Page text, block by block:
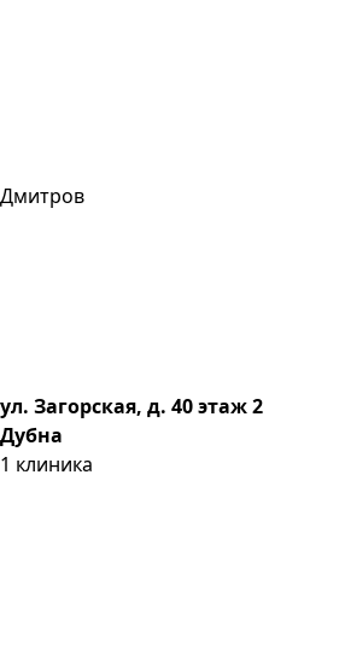
Дмитров
ул. Загорская, д. 40 этаж 2
Дубна
1 клиника